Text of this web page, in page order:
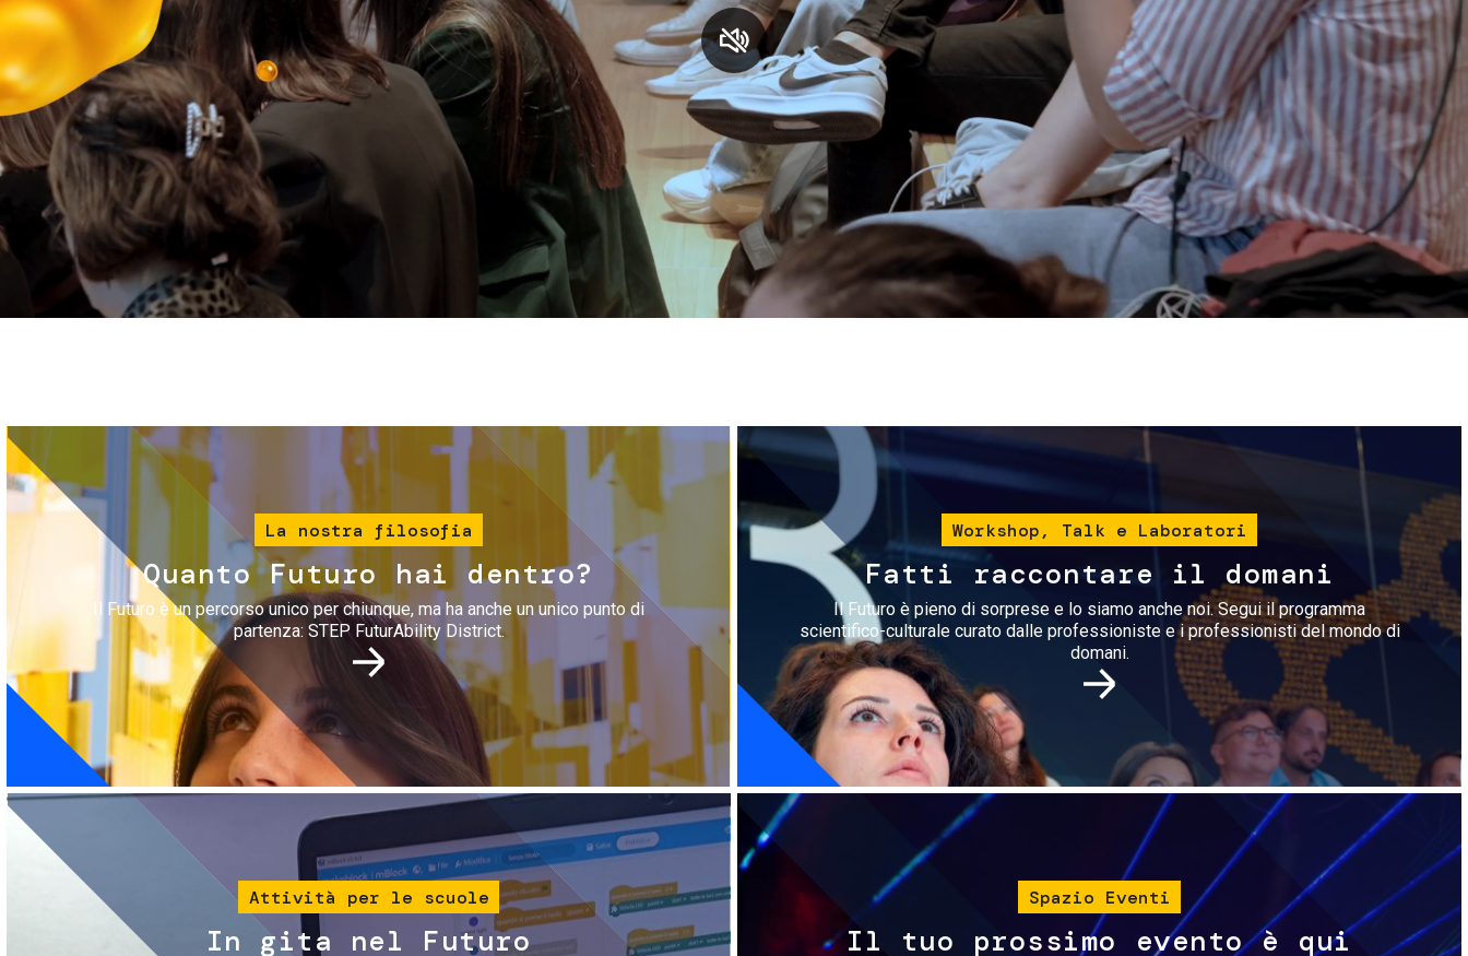
Servizi e accessibilità
Contatti
Biglietti
Immagine
La nostra filosofia
Quanto Futuro hai dentro?
Il Futuro è un percorso unico per chiunque, ma ha anche un unico punto di
partenza: STEP FuturAbility District.
Immagine
Workshop, Talk e Laboratori
Fatti raccontare il domani
Il Futuro è pieno di sorprese e lo siamo anche noi. Segui il programma
scientifico-culturale curato dalle professioniste e i professionisti del mondo di
domani.
Immagine
Attività per le scuole
In gita nel Futuro
Immagine
Spazio Eventi
Il tuo prossimo evento è qui